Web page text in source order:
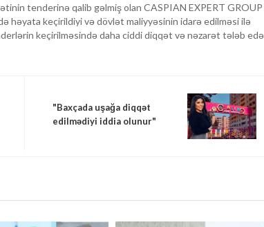
tenderinə qalib gəlmiş olan CASPIAN EXPERT GROUP
həyata keçirildiyi və dövlət maliyyəsinin idarə edilməsi ilə
keçirilməsində daha ciddi diqqət və nəzarət tələb edə
"Baxçada uşağa diqqət
edilmədiyi iddia olunur"